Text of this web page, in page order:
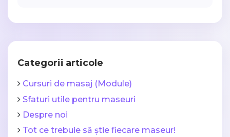
Categorii articole
Cursuri de masaj (Module)
Sfaturi utile pentru maseuri
Despre noi
Tot ce trebuie să știe fiecare maseur!